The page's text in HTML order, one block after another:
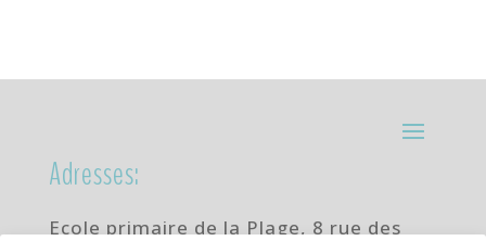
Adresses:
Ecole primaire de la Plage, 8 rue des